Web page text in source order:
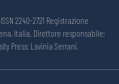
2240-2721 Registrazione
Italia. Direttore responsabile:
Press: Lavinia Serrani.